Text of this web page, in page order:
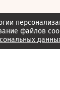
файлов